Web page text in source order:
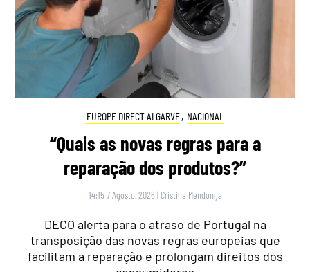
EUROPE DIRECT ALGARVE, NACIONAL
“Quais as novas regras para a
reparação dos produtos?”
14:15 7 Agosto, 2026 | Cristina Mendonça
DECO alerta para o atraso de Portugal na
transposição das novas regras europeias que
facilitam a reparação e prolongam direitos dos